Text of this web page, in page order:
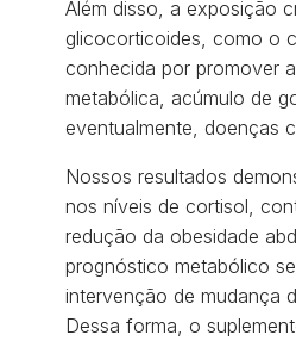
Além disso, a exposição
glicocorticoides, como o
conhecida por promover
metabólica, acúmulo de
eventualmente, doenças
Nossos resultados
nos níveis de cortisol,
redução da obesidade
prognóstico metabólico
intervenção de mudança
Dessa forma, o